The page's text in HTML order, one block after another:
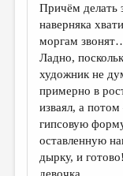
Причём делать
наверняка
моргам
Ладно,
художник не
примерно в
изваял, а
гипсовую
оставленную
дырку, и